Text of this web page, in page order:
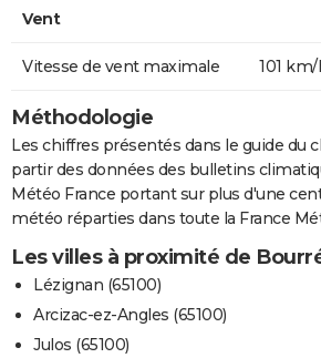
Vent
Vitesse de vent maximale 101
Méthodologie
Les chiffres présentés dans le guide du
partir des données des bulletins
Météo France portant sur plus d'une
météo réparties dans toute la France
Les villes à proximité de
Lézignan (65100)
Arcizac-ez-Angles (65100)
Julos (65100)